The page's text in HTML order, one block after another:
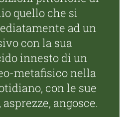
quello che si
ad un
con la sua
innesto di un
metafisico nella
con le sue
angosce.